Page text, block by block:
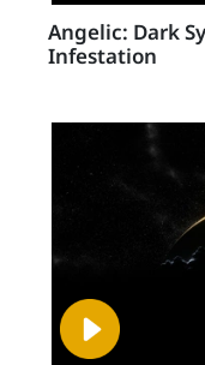
Angelic: Dark
Infestation